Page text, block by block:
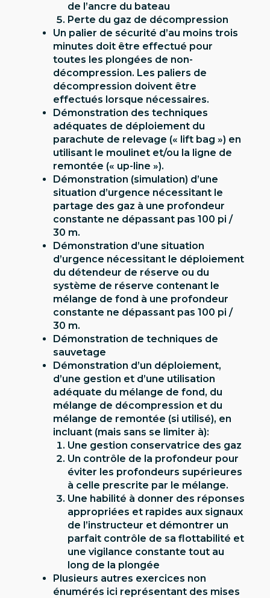
de l’ancre du bateau
Perte du gaz de décompression
Un palier de sécurité d’au moins trois
minutes doit être effectué pour
toutes les plongées de non-
décompression. Les paliers de
décompression doivent être
effectués lorsque nécessaires.
Démonstration des techniques
adéquates de déploiement du
parachute de relevage (« lift bag ») en
utilisant le moulinet et/ou la ligne de
remontée (« up-line »).
Démonstration (simulation) d’une
situation d’urgence nécessitant le
partage des gaz à une profondeur
constante ne dépassant pas 100 pi /
30 m.
Démonstration d’une situation
d’urgence nécessitant le déploiement
du détendeur de réserve ou du
système de réserve contenant le
mélange de fond à une profondeur
constante ne dépassant pas 100 pi /
30 m.
Démonstration de techniques de
sauvetage
Démonstration d’un déploiement,
d’une gestion et d’une utilisation
adéquate du mélange de fond, du
mélange de décompression et du
mélange de remontée (si utilisé), en
incluant (mais sans se limiter à):
Une gestion conservatrice des gaz
Un contrôle de la profondeur pour
éviter les profondeurs supérieures
à celle prescrite par le mélange.
Une habilité à donner des réponses
appropriées et rapides aux signaux
de l’instructeur et démontrer un
parfait contrôle de sa flottabilité et
une vigilance constante tout au
long de la plongée
Plusieurs autres exercices non
énumérés ici représentant des mises